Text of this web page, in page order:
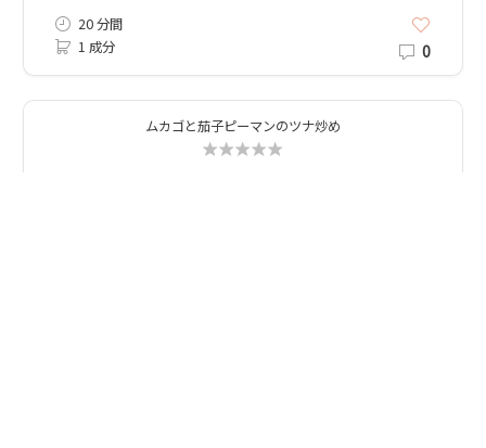
20 分間
1 成分
0
ムカゴと茄子ピーマンのツナ炒め